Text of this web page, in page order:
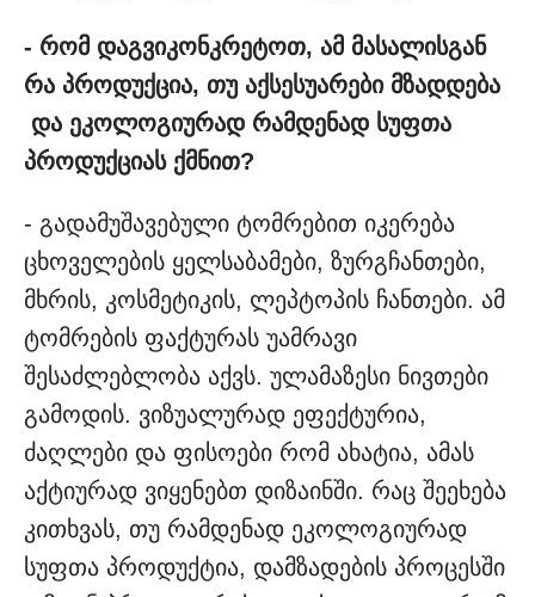
- რომ დაგვიკონკრეტოთ, ამ მასალისგან
რა პროდუქცია, თუ აქსესუარები მზადდება
და ეკოლოგიურად რამდენად სუფთა
პროდუქციას ქმნით?
- გადამუშავებული ტომრებით იკერება
ცხოველების ყელსაბამები, ზურგჩანთები,
მხრის, კოსმეტიკის, ლეპტოპის ჩანთები. ამ
ტომრების ფაქტურას უამრავი
შესაძლებლობა აქვს. ულამაზესი ნივთები
გამოდის. ვიზუალურად ეფექტურია,
ძაღლები და ფისოები რომ ახატია, ამას
აქტიურად ვიყენებთ დიზაინში. რაც შეეხება
კითხვას, თუ რამდენად ეკოლოგიურად
სუფთა პროდუქტია, დამზადების პროცესში